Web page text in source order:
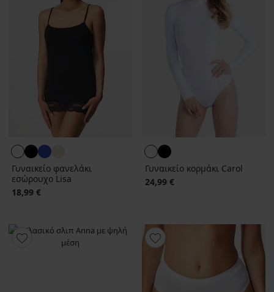
Γυναικείο φανελάκι
εσώρουχο Lisa
18,99 €
Γυναικείο κορμάκι Carol
24,99 €